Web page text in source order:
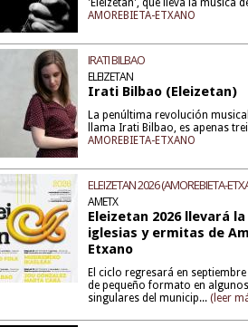
'Eleizetan', que lleva la música
AMOREBIETA-ETXANO
IRATI BILBAO
ELEIZETAN
Irati Bilbao (Eleizetan)
La penúltima revolución
llama Irati Bilbao, es apenas
AMOREBIETA-ETXANO
ELEIZETAN 2026 (AMOREBIETA-
AMETX
Eleizetan 2026 llevará
iglesias y ermitas de
Etxano
El ciclo regresará en
de pequeño formato en
singulares del municip...(leer